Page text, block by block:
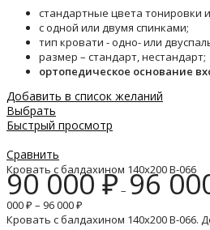
стандартные цвета тонировки
с одной или двумя спинками;
тип кровати - одно- или
размер – стандарт, нестандарт;
ортопедическое основание
Добавить в список желаний
Выбрать
Быстрый просмотр
Сравнить
Кровать с балдахином 140х200 B-066
90 000₽– 96
000 ₽ – 96 000 ₽
Кровать с балдахином 140х200 B-066.